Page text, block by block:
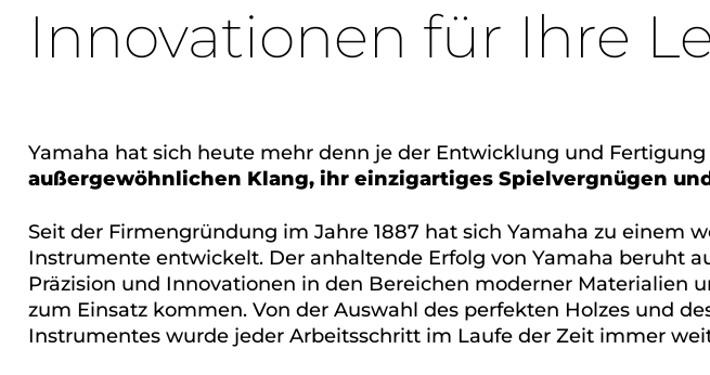
Innovationen für Ihre
Yamaha hat sich heute mehr denn je der Entwicklung und
außergewöhnlichen Klang, ihr einzigartiges Spielvergnügen
Seit der Firmengründung im Jahre 1887 hat sich Yamaha zu
Instrumente entwickelt. Der anhaltende Erfolg von Yamaha beruht
Präzision und Innovationen in den Bereichen moderner Materialien
zum Einsatz kommen. Von der Auswahl des perfekten Holzes und
Instrumentes wurde jeder Arbeitsschritt im Laufe der Zeit immer